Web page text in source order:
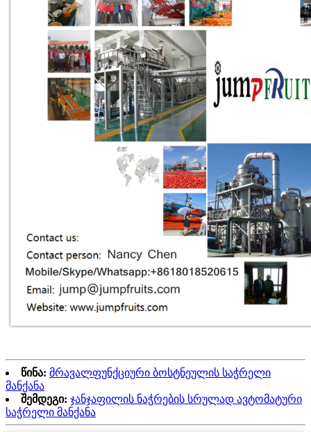
წინა: მრავალფუნქციური ბოსტნეულის საჭრელი
მანქანა
შემდეგი: ჯანჯაფილის ნაჭრების სრულად ავტომატური
საჭრელი მანქანა